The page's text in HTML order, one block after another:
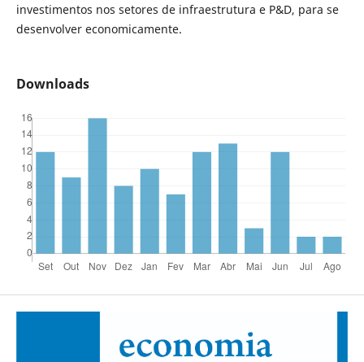
investimentos nos setores de infraestrutura e P&D, para se
desenvolver economicamente.
Downloads